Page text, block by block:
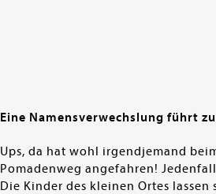
Eine Namensverwechslung führt
Ups, da hat wohl irgendjemand
Pomadenweg angefahren!
Die Kinder des kleinen Ortes